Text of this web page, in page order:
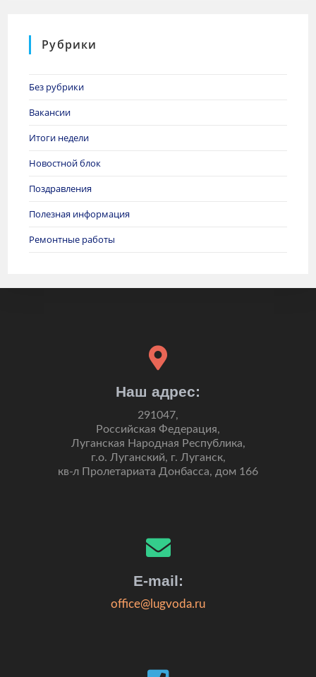
Рубрики
Без рубрики
Вакансии
Итоги недели
Новостной блок
Поздравления
Полезная информация
Ремонтные работы
Наш адрес:
291047,
Российская Федерация,
Луганская Народная Республика,
г.о. Луганский, г. Луганск,
кв-л Пролетариата Донбасса, дом 166
E-mail:
office@lugvoda.ru